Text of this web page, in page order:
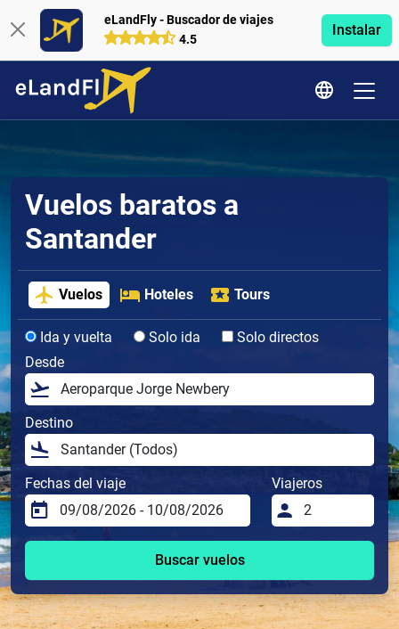
eLandFly - Buscador de viajes
4.5
Instalar
Vuelos baratos a
Santander
Vuelos Hoteles Tours
Ida y vuelta Solo ida
Solo directos
Desde
Destino
Fechas del viaje Viajeros
Buscar vuelos